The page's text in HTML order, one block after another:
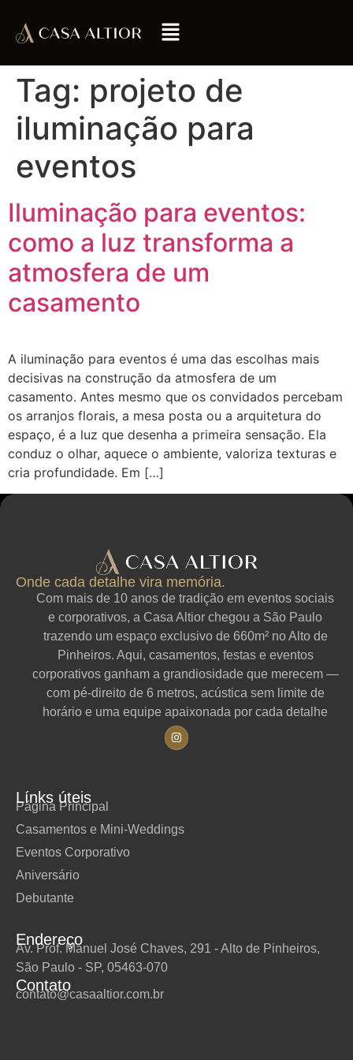
Tag: projeto de
iluminação para
eventos
Iluminação para eventos:
como a luz transforma a
atmosfera de um
casamento
A iluminação para eventos é uma das escolhas mais
decisivas na construção da atmosfera de um
casamento. Antes mesmo que os convidados percebam
os arranjos florais, a mesa posta ou a arquitetura do
espaço, é a luz que desenha a primeira sensação. Ela
conduz o olhar, aquece o ambiente, valoriza texturas e
cria profundidade. Em […]
Onde cada detalhe vira memória.
Com mais de 10 anos de tradição em eventos sociais
e corporativos, a Casa Altior chegou a São Paulo
trazendo um espaço exclusivo de 660m² no Alto de
Pinheiros. Aqui, casamentos, festas e eventos
corporativos ganham a grandiosidade que merecem —
com pé-direito de 6 metros, acústica sem limite de
horário e uma equipe apaixonada por cada detalhe
Línks úteis
Página Principal
Casamentos e Mini-Weddings
Eventos Corporativo
Aniversário
Debutante
Endereço
Av. Prof. Manuel José Chaves, 291 - Alto de Pinheiros,
São Paulo - SP, 05463-070
Contato
contato@casaaltior.com.br